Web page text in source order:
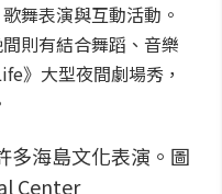
舞表演與互動活動。
則有結合舞蹈、音樂
》大型夜間劇場秀，